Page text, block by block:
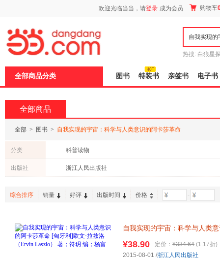
欢迎光临当当，请登录 成为会员 购物车
热搜: 白狼星
全部商品分类 图书 特装书 亲签书 电子书
全部商品
全部 > 图书 > 自我实现的宇宙：科学与人类意识的阿卡莎革命
分类 科普读物
出版社 浙江人民出版社
综合排序 销量 好评 出版时间 价格 -
自我实现的宇宙：科学与人类
选购！
¥38.90 定价： ¥334.64 (1.17折)
2015-08-01 /浙江人民出版社
页
加